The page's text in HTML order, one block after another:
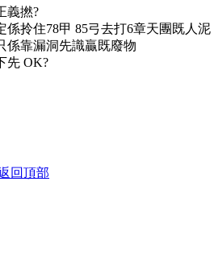
義撚?
係拎住78甲 85弓去打6章天團既人泥
係靠漏洞先識贏既廢物
先 OK?
回頂部